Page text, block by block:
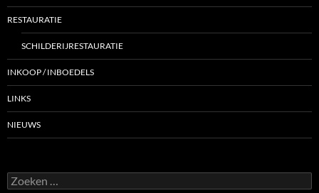
RESTAURATIE
SCHILDERIJRESTAURATIE
INKOOP / INBOEDELS
LINKS
NIEUWS
Zoeken